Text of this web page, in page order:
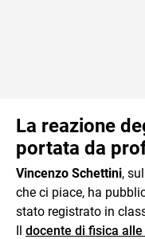
La reazione
portata da
Vincenzo Schettini,
che ci piace, ha
stato registrato in
Il docente di fisica